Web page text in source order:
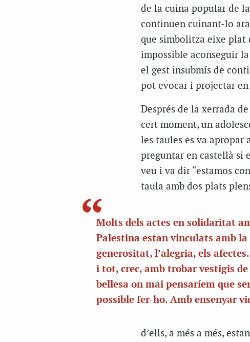
de la cuina popular de
continuen cuinant-lo
que simbolitza eixe plat
impossible aconseguir
el gest insubmís de
pot evocar i projectar
Després de la xerrada
cert moment, un
les taules es va apropar
preguntar en castellà si
veu i va dir “estamos
taula amb dos plats
Molts dels actes en solidaritat
Palestina estan vinculats amb la
generositat, l’alegria, els
i tot, crec, amb trobar vestigis de
bellesa on mai pensaríem que
possible fer-ho. Amb ensenyar
d’ells, a més a més,